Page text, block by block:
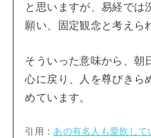
と思いますが、易経では
願い、固定観念と考えら
そういった意味から、朝
心に戻り、人を尊びきら
めています。
引用：あの有名人も愛飲し